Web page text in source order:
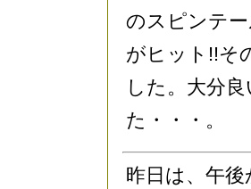
のスピンテ
がヒット!!そ
した。大分
た・・・。
昨日は、午